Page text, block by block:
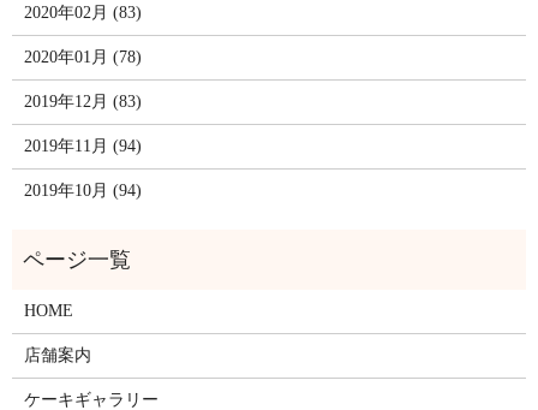
2020年02月 (83)
2020年01月 (78)
2019年12月 (83)
2019年11月 (94)
2019年10月 (94)
HOME
店舗案内
ケーキギャラリー